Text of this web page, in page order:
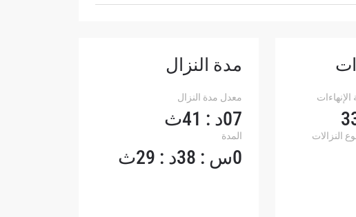
الإنهاءات
النزالات
مدة النزال
معدل مدة النزال
07د : 41ث
المدة
0س : 38د : 29ث
والإفصاح